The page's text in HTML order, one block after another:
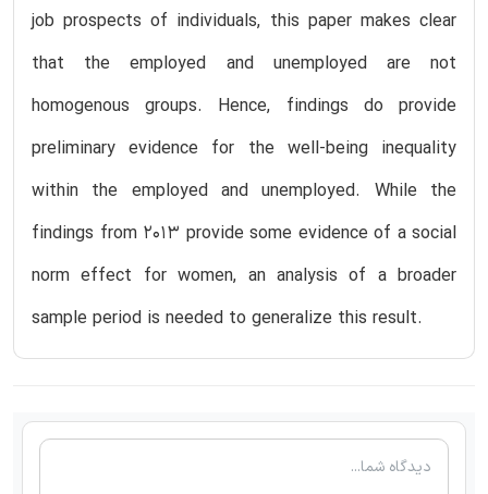
job prospects of individuals, this paper makes clear
that the employed and unemployed are not
homogenous groups. Hence, findings do provide
preliminary evidence for the well-being inequality
within the employed and unemployed. While the
findings from 2013 provide some evidence of a social
norm effect for women, an analysis of a broader
sample period is needed to generalize this result.